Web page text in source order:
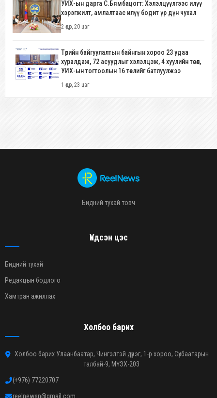
УИХ-ын дарга С.Бямбацогт: Хэлэлцүүлгээс илүү
хэрэгжилт, амлалтаас илүү бодит үр дүн чухал
2 өдөр, 20 цаг
Төрийн байгуулалтын байнгын хороо 23 удаа
хуралдаж, 72 асуудлыг хэлэлцэж, 4 хуулийн төсөл,
УИХ-ын тогтоолын 16 төслийг батлуулжээ
1 өдөр, 23 цаг
Бидний тухай товч
Үндсэн цэс
Бидний тухай
Редакцын бодлого
Хамтран ажиллах
Холбоо барих
Холбоо барих Улаанбаатар, Чингэлтэй дүүрэг, 1-р хороо, Сүхбаатарын
талбай-9, МҮЭХ-203
(+976) 77220707
reelnewsn@gmail.com